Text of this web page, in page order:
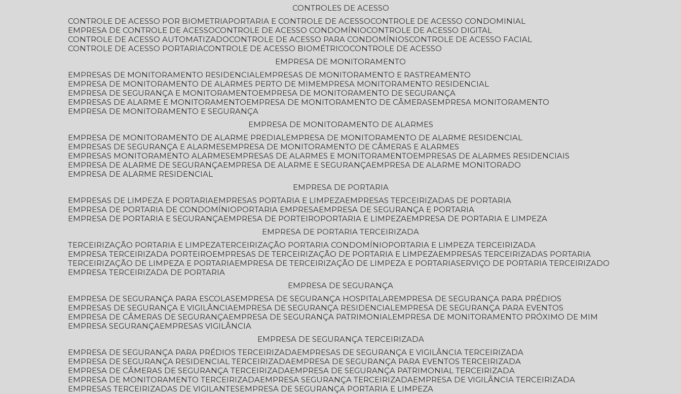
CONTROLES DE ACESSO
CONTROLE DE ACESSO POR BIOMETRIA
PORTARIA E CONTROLE DE ACESSO
CONTROLE DE ACESSO CONDOMINIAL
EMPRESA DE CONTROLE DE ACESSO
CONTROLE DE ACESSO CONDOMÍNIO
CONTROLE DE ACESSO DIGITAL
CONTROLE DE ACESSO AUTOMATIZADO
CONTROLE DE ACESSO PARA CONDOMÍNIOS
CONTROLE DE ACESSO FACIAL
CONTROLE DE ACESSO PORTARIA CONTROLE DE ACESSO BIOMÉTRICO
CONTROLE DE ACESSO
EMPRESA DE MONITORAMENTO
EMPRESAS DE MONITORAMENTO RESIDENCIAL
EMPRESAS DE MONITORAMENTO E RASTREAMENTO
EMPRESA DE MONITORAMENTO DE ALARMES PERTO DE MIM
EMPRESA MONITORAMENTO RESIDENCIAL
EMPRESA DE SEGURANÇA E MONITORAMENTO
EMPRESA DE MONITORAMENTO DE SEGURANÇA
EMPRESAS DE ALARME E MONITORAMENTO
EMPRESA DE MONITORAMENTO DE CÂMERAS
EMPRESA MONITORAMENTO
EMPRESA DE MONITORAMENTO E SEGURANÇA
EMPRESA DE MONITORAMENTO DE ALARMES
EMPRESA DE MONITORAMENTO DE ALARME PREDIAL
EMPRESA DE MONITORAMENTO DE ALARME RESIDENCIAL
EMPRESAS DE SEGURANÇA E ALARMES
EMPRESA DE MONITORAMENTO DE CÂMERAS E ALARMES
EMPRESAS MONITORAMENTO ALARMES
EMPRESAS DE ALARMES E MONITORAMENTO
EMPRESAS DE ALARMES RESIDENCIAIS
EMPRESA DE ALARME DE SEGURANÇA
EMPRESA DE ALARME E SEGURANÇA
EMPRESA DE ALARME MONITORADO
EMPRESA DE ALARME RESIDENCIAL
EMPRESA DE PORTARIA
EMPRESAS DE LIMPEZA E PORTARIA
EMPRESAS PORTARIA E LIMPEZA
EMPRESAS TERCEIRIZADAS DE PORTARIA
EMPRESA DE PORTARIA DE CONDOMÍNIO
PORTARIA EMPRESA
EMPRESA DE SEGURANÇA E PORTARIA
EMPRESA DE PORTARIA E SEGURANÇA
EMPRESA DE PORTEIRO PORTARIA E LIMPEZA
EMPRESA DE PORTARIA E LIMPEZA
EMPRESA DE PORTARIA TERCEIRIZADA
TERCEIRIZAÇÃO PORTARIA E LIMPEZA TERCEIRIZAÇÃO PORTARIA CONDOMÍNIO
PORTARIA E LIMPEZA TERCEIRIZADA
EMPRESA TERCEIRIZADA PORTEIRO
EMPRESAS DE TERCEIRIZAÇÃO DE PORTARIA E LIMPEZA
EMPRESAS TERCEIRIZADAS PORTARIA
TERCEIRIZAÇÃO DE LIMPEZA E PORTARIA
EMPRESA DE TERCEIRIZAÇÃO DE LIMPEZA E PORTARIA SERVIÇO DE PORTARIA TERCEIRIZADO
EMPRESA TERCEIRIZADA DE PORTARIA
EMPRESA DE SEGURANÇA
EMPRESA DE SEGURANÇA PARA ESCOLAS
EMPRESA DE SEGURANÇA HOSPITALAR
EMPRESA DE SEGURANÇA PARA PRÉDIOS
EMPRESAS DE SEGURANÇA E VIGILÂNCIA
EMPRESA DE SEGURANÇA RESIDENCIAL
EMPRESA DE SEGURANÇA PARA EVENTOS
EMPRESA DE CÂMERAS DE SEGURANÇA
EMPRESA DE SEGURANÇA PATRIMONIAL
EMPRESA DE MONITORAMENTO PRÓXIMO DE MIM
EMPRESA SEGURANÇA
EMPRESAS VIGILÂNCIA
EMPRESA DE SEGURANÇA TERCEIRIZADA
EMPRESA DE SEGURANÇA PARA PRÉDIOS TERCEIRIZADA
EMPRESAS DE SEGURANÇA E VIGILÂNCIA TERCEIRIZADA
EMPRESA DE SEGURANÇA RESIDENCIAL TERCEIRIZADA
EMPRESA DE SEGURANÇA PARA EVENTOS TERCEIRIZADA
EMPRESA DE CÂMERAS DE SEGURANÇA TERCEIRIZADA
EMPRESA DE SEGURANÇA PATRIMONIAL TERCEIRIZADA
EMPRESA DE MONITORAMENTO TERCEIRIZADA
EMPRESA SEGURANÇA TERCEIRIZADA
EMPRESA DE VIGILÂNCIA TERCEIRIZADA
EMPRESAS TERCEIRIZADAS DE VIGILANTES
EMPRESA DE SEGURANÇA PORTARIA E LIMPEZA